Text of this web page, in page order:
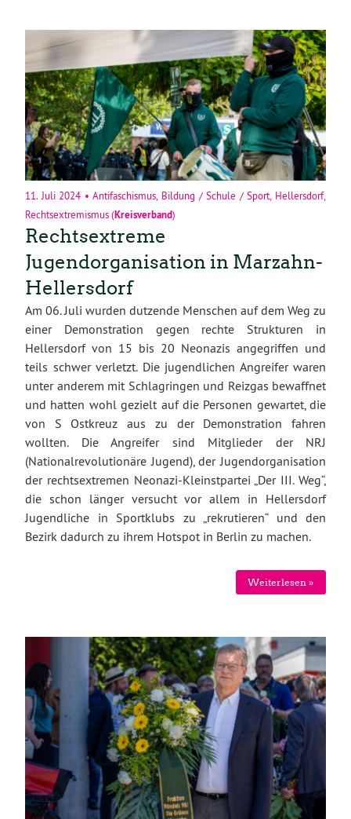
11. Juli 2024 •Antifaschismus Bildung / Schule / Sport Hellersdorf,
Rechtsextremismus(Kreisverband)
Rechtsextreme
Jugendorganisation in Marzahn-
Hellersdorf
Am 06. Juli wurden dutzende Menschen auf dem Weg zu
einer Demonstration gegen rechte Strukturen in
Hellersdorf von 15 bis 20 Neonazis angegriffen und
teils schwer verletzt. Die jugendlichen Angreifer waren
unter anderem mit Schlagringen und Reizgas bewaffnet
und hatten wohl gezielt auf die Personen gewartet, die
von S Ostkreuz aus zu der Demonstration fahren
wollten. Die Angreifer sind Mitglieder der NRJ
(Nationalrevolutionäre Jugend), der Jugendorganisation
der rechtsextremen Neonazi-Kleinstpartei „Der III. Weg“,
die schon länger versucht vor allem in Hellersdorf
Jugendliche in Sportklubs zu „rekrutieren“ und den
Bezirk dadurch zu ihrem Hotspot in Berlin zu machen.
Weiterlesen »